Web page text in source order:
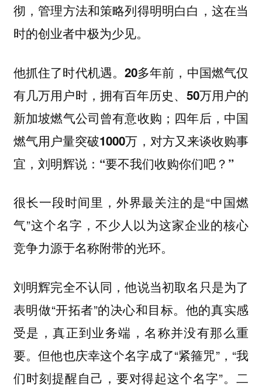
彻，管理方法和策略列得明明白白，这在当
时的创业者中极为少见。
他抓住了时代机遇。 20多年前，中国燃气仅
有几万用户时，拥有百年历史、50万用户的
新加坡燃气公司曾有意收购；四年后，中国
燃气用户量突破1000万，对方又来谈收购事
宜，刘明辉说：“要不我们收购你们吧？”
很长一段时间里，外界最关注的是“中国燃
气”这个名字，不少人以为这家企业的核心
竞争力源于名称附带的光环。
刘明辉完全不认同，他说当初取名只是为了
表明做“开拓者”的决心和目标。他的真实感
受是，真正到业务端，名称并没有那么重
要。但他也庆幸这个名字成了“紧箍咒”，“我
们时刻提醒自己，要对得起这个名字”。二